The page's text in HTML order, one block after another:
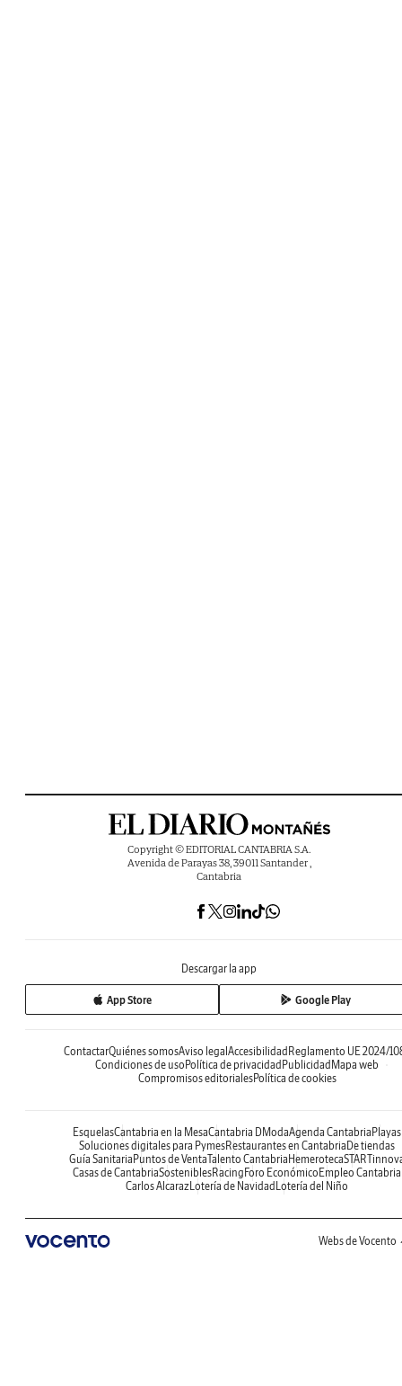
Copyright © EDITORIAL CANTABRIA S.A.
Avenida de Parayas 38, 39011 Santander ,
Cantabria
Descargar la app
App Store Google Play
ContactarQuiénes somosAviso legal Accesibilidad Reglamento UE 2024/
Condiciones de uso Política de privacidad Publicidad Mapa web
Compromisos editorialesPolítica de cookies
EsquelasCantabria en la MesaCantabria DModaAgenda Cantabria Playas
Soluciones digitales para PymesRestaurantes en Cantabria De tiendas
Guía Sanitaria Puntos de VentaTalento Cantabria Hemeroteca
Casas de CantabriaSosteniblesRacing Foro Económico Empleo Cantabria
Carlos AlcarazLotería de Navidad Lotería del Niño
Webs de Vocento